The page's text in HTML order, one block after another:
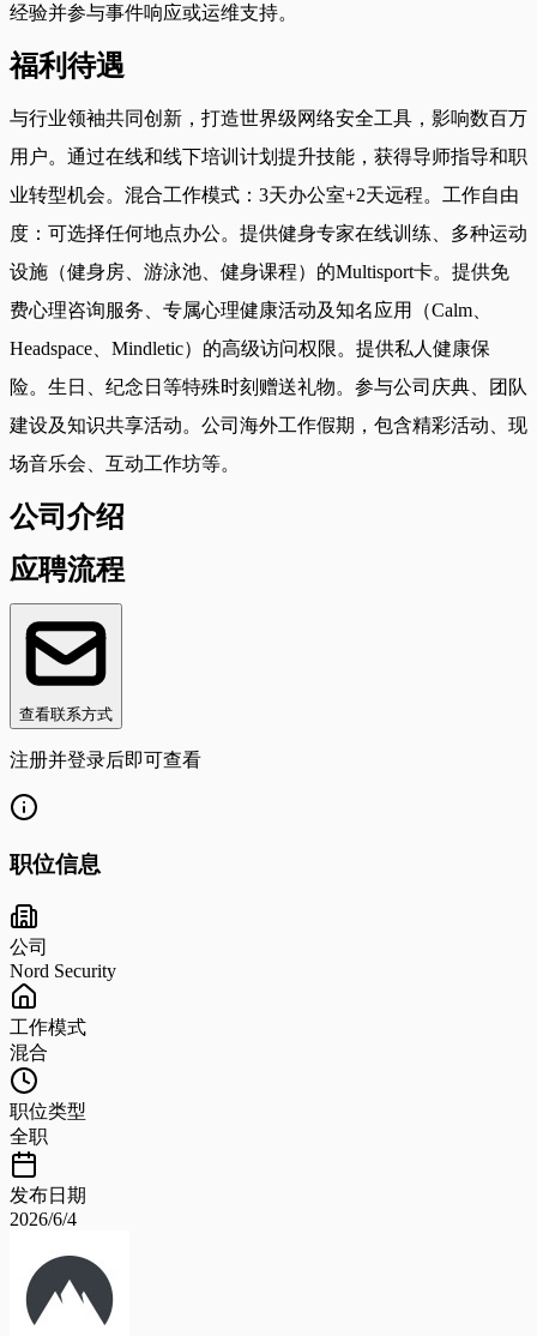
经验并参与事件响应或运维支持。
福利待遇
与行业领袖共同创新，打造世界级网络安全工具，影响数百万
用户。通过在线和线下培训计划提升技能，获得导师指导和职
业转型机会。混合工作模式：3天办公室+2天远程。工作自由
度：可选择任何地点办公。提供健身专家在线训练、多种运动
设施（健身房、游泳池、健身课程）的Multisport卡。提供免
费心理咨询服务、专属心理健康活动及知名应用（Calm、
Headspace、Mindletic）的高级访问权限。提供私人健康保
险。生日、纪念日等特殊时刻赠送礼物。参与公司庆典、团队
建设及知识共享活动。公司海外工作假期，包含精彩活动、现
场音乐会、互动工作坊等。
公司介绍
应聘流程
查看联系方式
注册并登录后即可查看
职位信息
公司
Nord Security
工作模式
混合
职位类型
全职
发布日期
2026/6/4